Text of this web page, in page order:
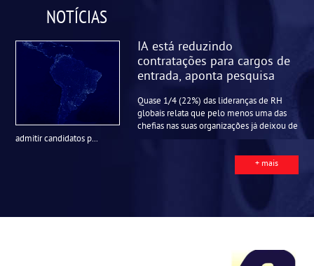
NOTÍCIAS
IA está reduzindo
contratações para cargos de
entrada, aponta pesquisa
Quase 1/4 (22%) das lideranças de RH
globais relata que pelo menos uma das
chefias nas suas organizações já deixou de
admitir candidatos p...
+ mais